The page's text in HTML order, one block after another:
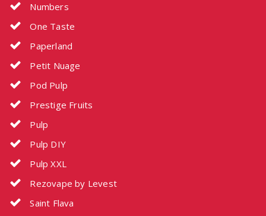
Numbers
One Taste
Paperland
Petit Nuage
Pod Pulp
Prestige Fruits
Pulp
Pulp DIY
Pulp XXL
Rezovape by Levest
Saint Flava